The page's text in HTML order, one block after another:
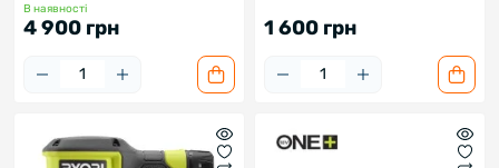
В наявності
4 900 грн 1 600 грн